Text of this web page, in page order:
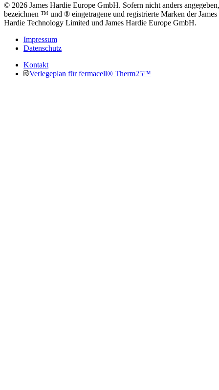
© 2026 James Hardie Europe GmbH. Sofern nicht anders angegeben,
bezeichnen ™ und ® eingetragene und registrierte Marken der James
Hardie Technology Limited und James Hardie Europe GmbH.
Impressum
Datenschutz
Kontakt
Verlegeplan für fermacell® Therm25™